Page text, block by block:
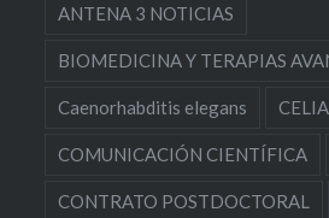
ANTENA 3 NOTICIAS
BIOMEDICINA Y TERAPIAS
Caenorhabditis elegans
COMUNICACIÓN CIENTÍFICA
CONTRATO POSTDOCTORAL